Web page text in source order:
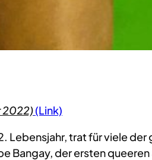
2022)(Link)
Lebensjahr, trat für viele
Bangay, der ersten